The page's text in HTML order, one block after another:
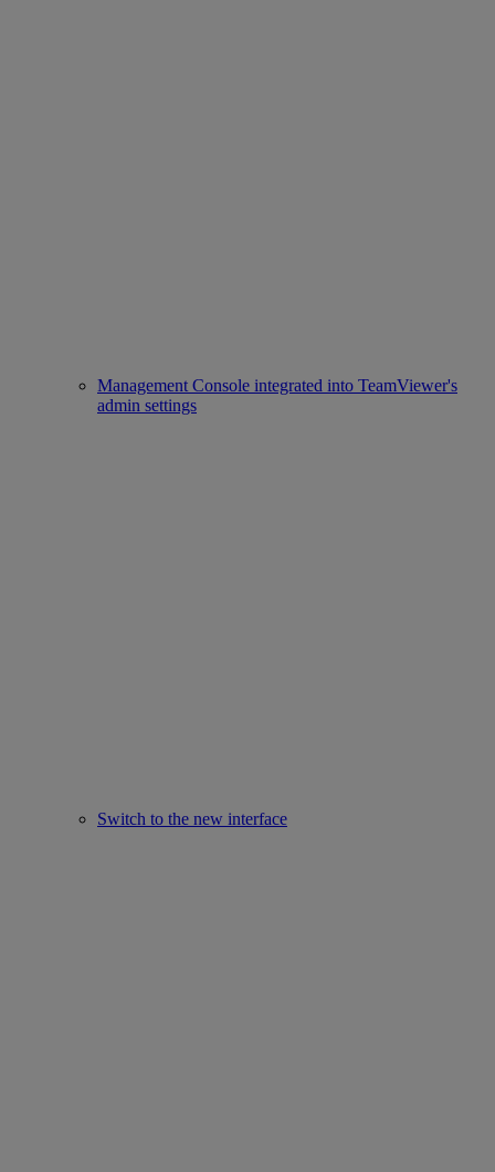
Management Console integrated into TeamViewer's
admin settings
Switch to the new interface